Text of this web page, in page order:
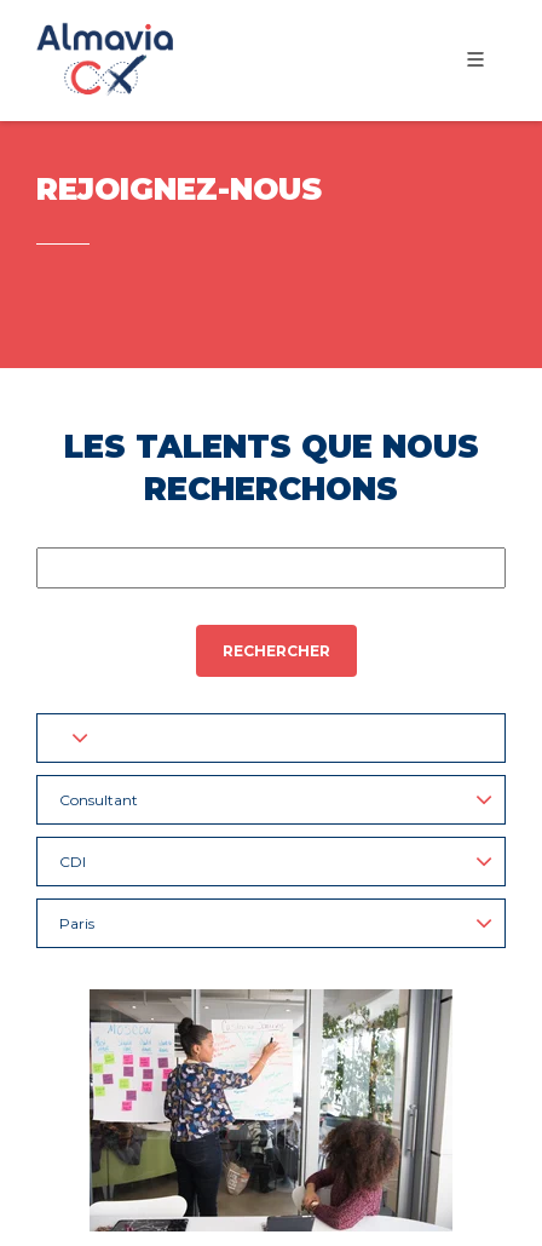
REJOIGNEZ-NOUS
LES TALENTS QUE NOUS
RECHERCHONS
RECHERCHER
Consultant
CDI
Paris